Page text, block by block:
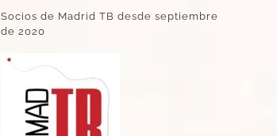
Socios de Madrid TB desde septiembre
de 2020